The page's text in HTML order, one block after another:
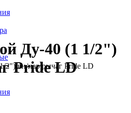
2") вн/нар рычаг Pride LD
Ду-40 (1 1/2")
Pride LD